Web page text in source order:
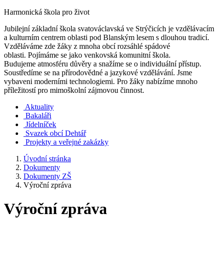
Harmonická škola pro život
Jubilejní základní škola svatováclavská ve Strýčicích je vzdělávacím
a kulturním centrem oblasti pod Blanským lesem s dlouhou tradicí.
Vzděláváme zde žáky z mnoha obcí rozsáhlé spádové
oblasti. Pojímáme se jako venkovská komunitní škola.
Budujeme atmosféru důvěry a snažíme se o individuální přístup.
Soustředíme se na přírodovědné a jazykové vzdělávání. Jsme
vybaveni moderními technologiemi. Pro žáky nabízíme mnoho
příležitostí pro mimoškolní zájmovou činnost.
Aktuality
Bakaláři
Jídelníček
Svazek obcí Dehtář
Projekty a veřejné zakázky
Úvodní stránka
Dokumenty
Dokumenty ZŠ
Výroční zpráva
Výroční zpráva